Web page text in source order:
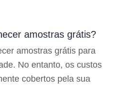
amostras grátis?
amostras grátis para
No entanto, os custos
cobertos pela sua